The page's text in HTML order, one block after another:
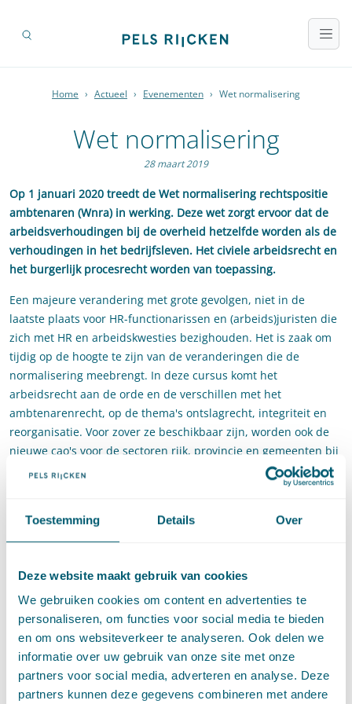
Toestemming Details Over
Deze website maakt gebruik van cookies
We gebruiken cookies om content en advertenties te
personaliseren, om functies voor social media te bieden
en om ons websiteverkeer te analyseren. Ook delen we
informatie over uw gebruik van onze site met onze
partners voor social media, adverteren en analyse. Deze
partners kunnen deze gegevens combineren met andere
Home › Actueel › Evenementen › Wet normalisering
Wet normalisering
28 maart 2019
Op 1 januari 2020 treedt de Wet normalisering rechtspositie
ambtenaren (Wnra) in werking. Deze wet zorgt ervoor dat de
arbeidsverhoudingen bij de overheid hetzelfde worden als de
verhoudingen in het bedrijfsleven. Het civiele arbeidsrecht en
het burgerlijk procesrecht worden van toepassing.
Een majeure verandering met grote gevolgen, niet in de
laatste plaats voor HR-functionarissen en (arbeids)juristen die
zich met HR en arbeidskwesties bezighouden. Het is zaak om
tijdig op de hoogte te zijn van de veranderingen die de
normalisering meebrengt. In deze cursus komt het
arbeidsrecht aan de orde en de verschillen met het
ambtenarenrecht, op de thema's ontslagrecht, integriteit en
reorganisatie. Voor zover ze beschikbaar zijn, worden ook de
nieuwe cao's voor de sectoren rijk, provincie en gemeenten bij
de cursus betrokken.
van de Wnra voor de rechtspositie van ambtenaren en heeft u
begrip van de belangrijkste verschillen tussen het
gespecialiseerd in arbeids-en ambtenarenrecht. Zij is tevens
docent bij de afdeling sociaal recht van de Universiteit Leiden.
Informatie
Datum: donderdag 28 maart 2019